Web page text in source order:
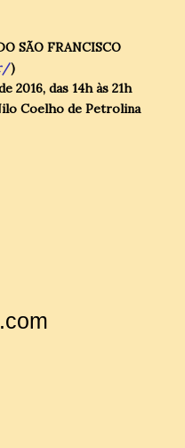
SÃO FRANCISCO
)
2016, das 14h às 21h
Coelho de Petrolina